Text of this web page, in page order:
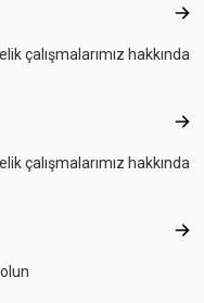
çalışmalarımız hakkında
çalışmalarımız hakkında
İş